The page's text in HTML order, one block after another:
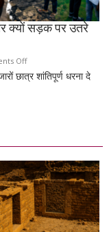
में
जुटे
प्रबुद्धजन
क्यों सड़क पर उतरे
Offon
झारखंड
आखिर
क्यों
सड़क
पर
उतरे
छात्र शांतिपूर्ण धरना दे